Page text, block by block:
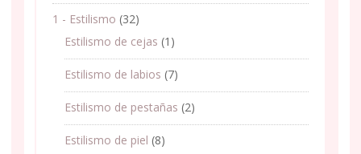
1 - Estilismo (32)
Estilismo de cejas (1)
Estilismo de labios (7)
Estilismo de pestañas (2)
Estilismo de piel (8)